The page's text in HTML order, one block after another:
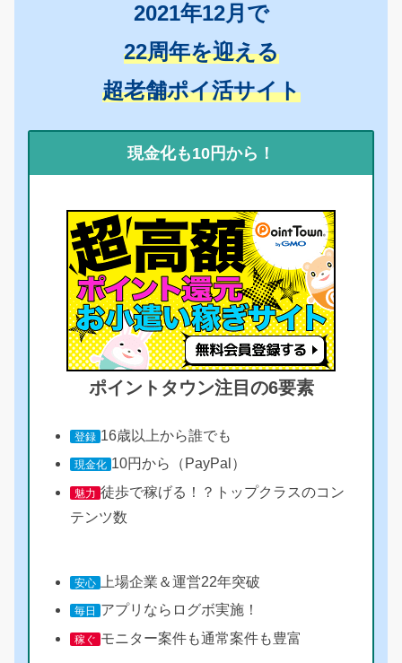
2021年12月で
22周年を迎える
超老舗ポイ活サイト
現金化も10円から！
ポイントタウン注目の6要素
登録 16歳以上から誰でも
現金化 10円から（PayPal）
魅力 徒歩で稼げる！？トップクラスのコン
テンツ数
安心 上場企業＆運営22年突破
毎日 アプリならログボ実施！
稼ぐ モニター案件も通常案件も豊富